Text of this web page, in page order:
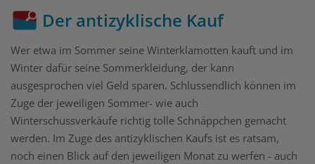
Der antizyklische Kauf
Wer etwa im Sommer seine Winterklamotten kauft und im
Winter dafür seine Sommerkleidung, der kann
ausgesprochen viel Geld sparen. Schlussendlich können im
Zuge der jeweiligen Sommer- wie auch
Winterschussverkäufe richtig tolle Schnäppchen gemacht
werden. Im Zuge des antizyklischen Kaufs ist es ratsam,
noch einen Blick auf den jeweiligen Monat zu werfen - auch